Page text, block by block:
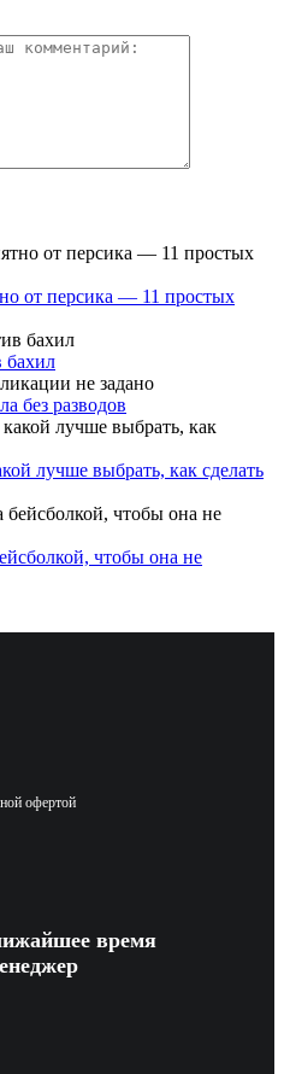
от персика — 11 простых
бахил
без разводов
лучше выбрать, как сделать
чтобы она не
время